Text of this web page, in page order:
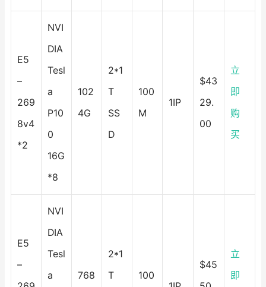
E5
–
269
8v4
*2
NVI
DIA
Tesl
a
P10
0
16G
*8
102
4G
2*1
T
SS
D
100
M
1IP
$43
29.
00
立
即
购
买
E5
–
NVI
DIA
Tesl
a
768
2*1
T
100
$45
立
即